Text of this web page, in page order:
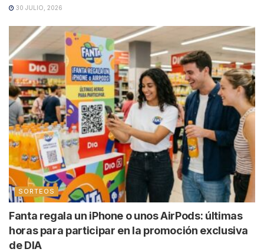
30 JULIO, 2026
SORTEOS
Fanta regala un iPhone o unos AirPods: últimas
horas para participar en la promoción exclusiva
de DIA